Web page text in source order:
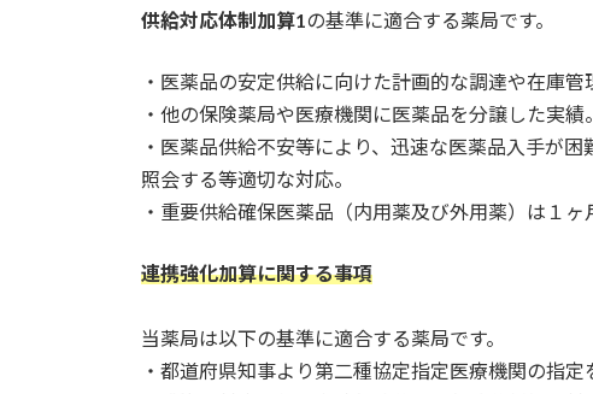
供給対応体制加算1 の基準に適合する薬局です。
・医薬品の安定供給に向けた計画的な調達や在庫管
・他の保険薬局や医療機関に医薬品を分譲した実績。
・医薬品供給不安等により、迅速な医薬品入手が
照会する等適切な対応。
・重要供給確保医薬品（内用薬及び外用薬）は１ヶ
連携強化加算に関する事項
当薬局は以下の基準に適合する薬局です。
・都道府県知事より第二種協定指定医療機関の指定